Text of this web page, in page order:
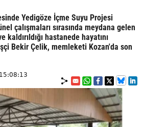
Yedigöze İçme Suyu Projesi
çalışmaları sırasında meydana gelen
kaldırıldığı hastanede hayatını
Bekir Çelik, memleketi Kozan'da son